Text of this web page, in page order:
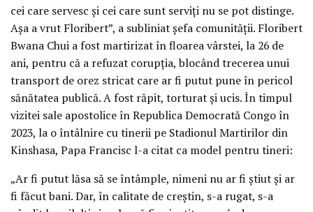
cei care servesc și cei care sunt serviți nu se pot distinge.
Așa a vrut Floribert”, a subliniat șefa comunității. Floribert
Bwana Chui a fost martirizat în floarea vârstei, la 26 de
ani, pentru că a refuzat corupția, blocând trecerea unui
transport de orez stricat care ar fi putut pune în pericol
sănătatea publică. A fost răpit, torturat și ucis. În timpul
vizitei sale apostolice în Republica Democrată Congo în
2023, la o întâlnire cu tinerii pe Stadionul Martirilor din
Kinshasa, Papa Francisc l-a citat ca model pentru tineri:
„Ar fi putut lăsa să se întâmple, nimeni nu ar fi știut și ar
fi făcut bani. Dar, în calitate de creștin, s-a rugat, s-a